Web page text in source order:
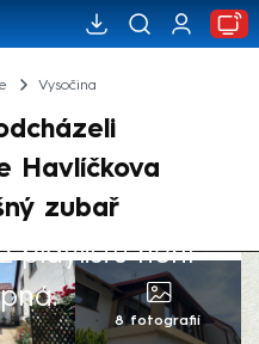
Vysočina
Havlíčkova
zubař
playlistu není
8 fotografií